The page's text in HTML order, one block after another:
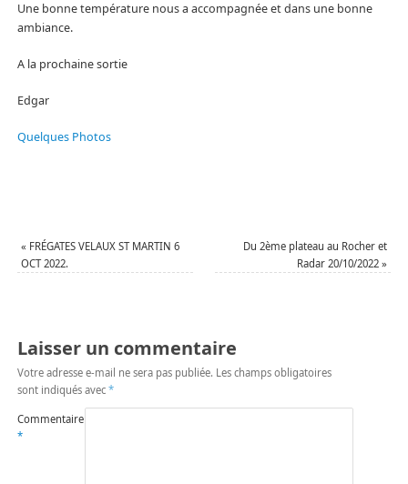
Une bonne température nous a accompagnée et dans une bonne
ambiance.
A la prochaine sortie
Edgar
Quelques Photos
« FRÉGATES VELAUX ST MARTIN 6
OCT 2022.
Du 2ème plateau au Rocher et
Radar 20/10/2022»
Laisser un commentaire
Votre adresse e-mail ne sera pas publiée. Les champs obligatoires
sont indiqués avec *
Commentaire
*